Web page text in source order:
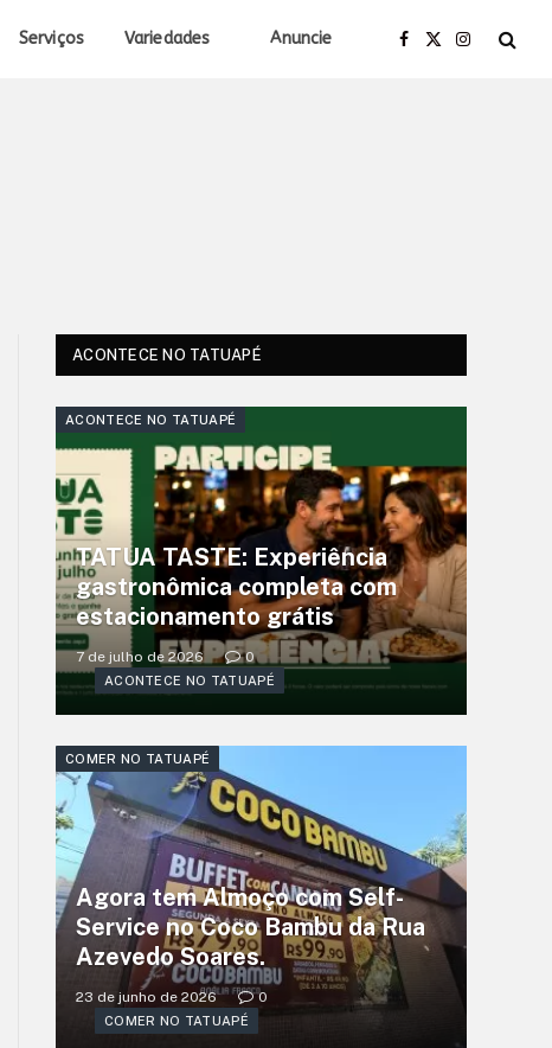
Serviços Variedades Anuncie
Facebook
X
Instagram
ACONTECE NO TATUAPÉ
ACONTECE NO TATUAPÉ
TATUA TASTE: Experiência
gastronômica completa com
estacionamento grátis
7 de julho de 2026 0
ACONTECE NO TATUAPÉ
COMER NO TATUAPÉ
Agora tem Almoço com Self-
Service no Coco Bambu da Rua
Azevedo Soares.
23 de junho de 2026 0
COMER NO TATUAPÉ